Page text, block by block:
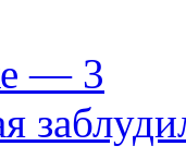
— 3